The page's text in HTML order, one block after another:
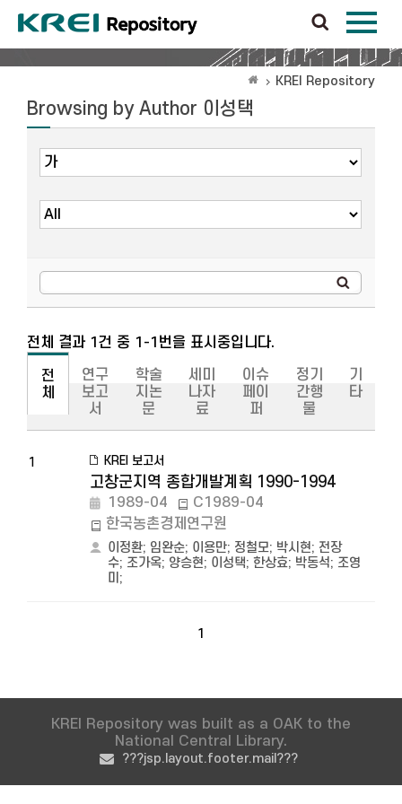
KREI Repository
Browsing by Author 이성택
전체 결과 1건 중 1-1번을 표시중입니다.
전
체
연구
보고
서
학술
지논
문
세미
나자
료
이슈
페이
퍼
정기
간행
물
기
타
1 KREI 보고서
고창군지역 종합개발계획 1990-1994
1989-04
C1989-04
한국농촌경제연구원
이정환; 임완순; 이용만; 정철모; 박시현; 전장
수; 조가옥; 양승현; 이성택; 한상효; 박동석; 조영
미 ;
1
KREI Repository was built as a OAK to the
National Central Library.
???jsp.layout.footer.mail???